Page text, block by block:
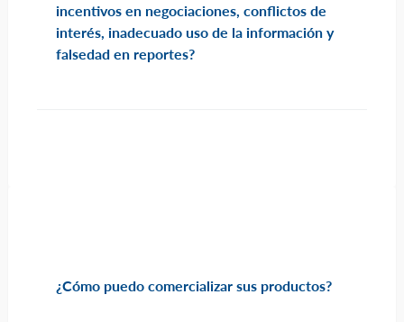
incentivos en negociaciones, conflictos de
interés, inadecuado uso de la información y
falsedad en reportes?
¿Cómo puedo comercializar sus productos?